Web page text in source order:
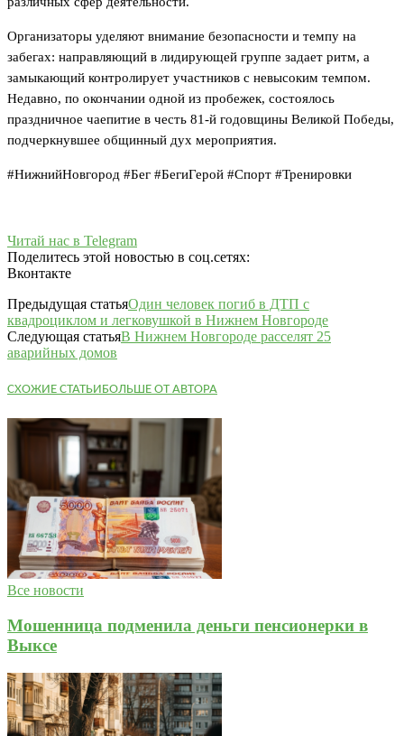
Организаторы уделяют внимание безопасности и темпу на
забегах: направляющий в лидирующей группе задает ритм, а
замыкающий контролирует участников с невысоким темпом.
Недавно, по окончании одной из пробежек, состоялось
праздничное чаепитие в честь 81-й годовщины Великой Победы,
подчеркнувшее общинный дух мероприятия.
#НижнийНовгород #Бег #БегиГерой #Спорт #Тренировки
Читай нас в Telegram
Поделитесь этой новостью в соц.сетях:
Вконтакте
Предыдущая статьяОдин человек погиб в ДТП с
квадроциклом и легковушкой в Нижнем Новгороде
Следующая статьяВ Нижнем Новгороде расселят 25
аварийных домов
СХОЖИЕ СТАТЬИБОЛЬШЕ ОТ АВТОРА
Все новости
Мошенница подменила деньги пенсионерки в
Выксе